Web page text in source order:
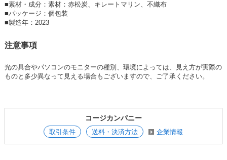
■素材・成分：素材：赤松炭、キレートマリン、不織布
■パッケージ：個包装
■製造年：2023
注意事項
光の具合やパソコンのモニターの種別、環境によっては、見え方が実際の
ものと多少異なって見える場合もございますので、ご了承ください。
コージカンパニー
取引条件 送料・決済方法 企業情報